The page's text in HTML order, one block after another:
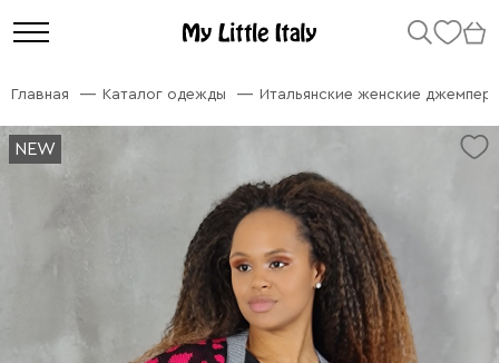
Главная Каталог одежды Итальянские женские
NEW
NEW